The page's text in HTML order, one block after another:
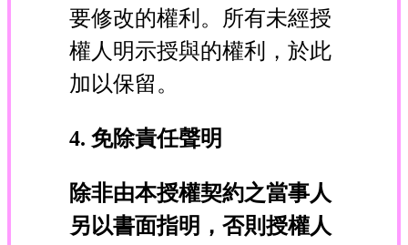
要修改的權利。所有未經授
權人明示授與的權利，於此
加以保留。
4. 免除責任聲明
除非由本授權契約之當事人
另以書面指明，否則授權人